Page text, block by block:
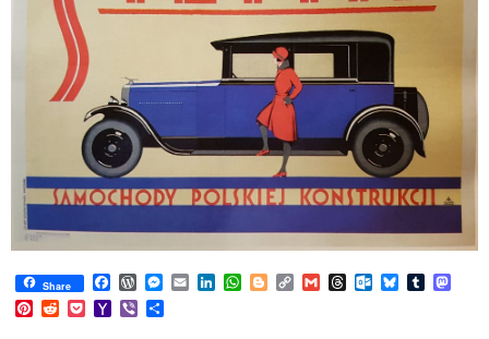
Share Facebook
WordPress
Messenger
EmailLinkedIn
WhatsApp
BloggerCopy
Link
GmailThreadsOutlook.com
BlueskyTumblr
Pinterest
RedditPocketYahoo
Mail
Viber